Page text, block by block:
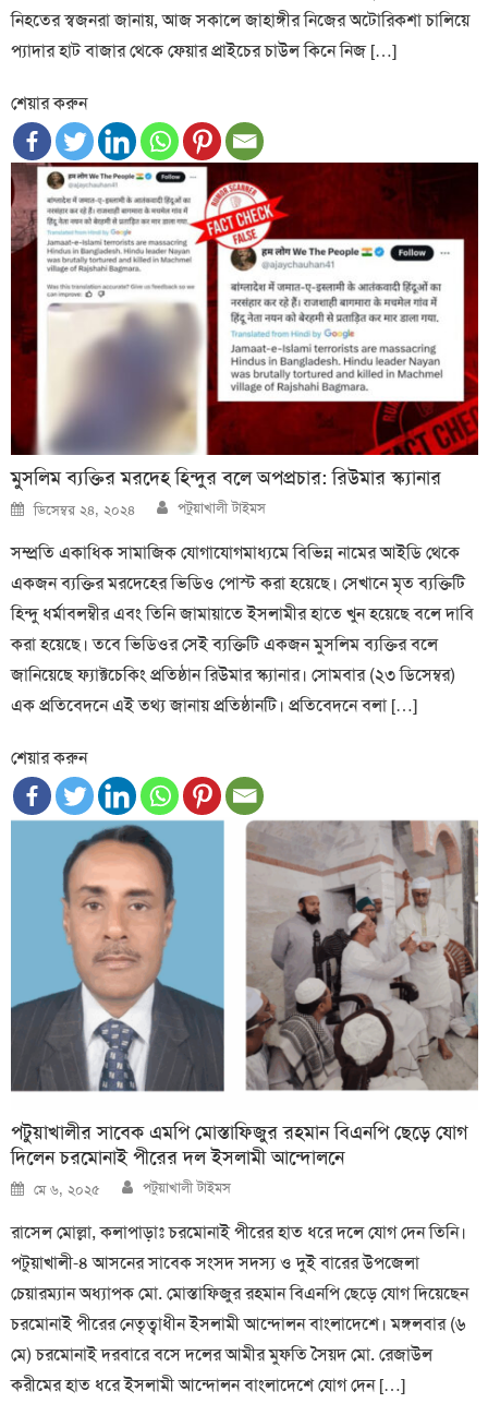
নিহতের স্বজনরা জানায়, আজ সকালে জাহাঙ্গীর নিজের অটোরিকশা চালিয়ে
প্যাদার হাট বাজার থেকে ফেয়ার প্রাইচের চাউল কিনে নিজ […]
শেয়ার করুন
মুসলিম ব্যক্তির মরদেহ হিন্দুর বলে অপপ্রচার: রিউমার স্ক্যানার
Posted
on
ডিসেম্বর ২৪, ২০২৪ Author
পটুয়াখালী টাইমস
সম্প্রতি একাধিক সামাজিক যোগাযোগমাধ্যমে বিভিন্ন নামের আইডি থেকে
একজন ব্যক্তির মরদেহের ভিডিও পোস্ট করা হয়েছে। সেখানে মৃত ব্যক্তিটি
হিন্দু ধর্মাবলম্বীর এবং তিনি জামায়াতে ইসলামীর হাতে খুন হয়েছে বলে দাবি
করা হয়েছে। তবে ভিডিওর সেই ব্যক্তিটি একজন মুসলিম ব্যক্তির বলে
জানিয়েছে ফ্যাক্টচেকিং প্রতিষ্ঠান রিউমার স্ক্যানার। সোমবার (২৩ ডিসেম্বর)
এক প্রতিবেদনে এই তথ্য জানায় প্রতিষ্ঠানটি। প্রতিবেদনে বলা […]
শেয়ার করুন
পটুয়াখালীর সাবেক এমপি মোস্তাফিজুর রহমান বিএনপি ছেড়ে যোগ
দিলেন চরমোনাই পীরের দল ইসলামী আন্দোলনে
Posted
on
মে ৬, ২০২৫ Author
পটুয়াখালী টাইমস
রাসেল মোল্লা, কলাপাড়াঃ চরমোনাই পীরের হাত ধরে দলে যোগ দেন তিনি।
পটুয়াখালী-৪ আসনের সাবেক সংসদ সদস্য ও দুই বারের উপজেলা
চেয়ারম্যান অধ্যাপক মো. মোস্তাফিজুর রহমান বিএনপি ছেড়ে যোগ দিয়েছেন
চরমোনাই পীরের নেতৃত্বাধীন ইসলামী আন্দোলন বাংলাদেশে। মঙ্গলবার (৬
মে) চরমোনাই দরবারে বসে দলের আমীর মুফতি সৈয়দ মো. রেজাউল
করীমের হাত ধরে ইসলামী আন্দোলন বাংলাদেশে যোগ দেন […]